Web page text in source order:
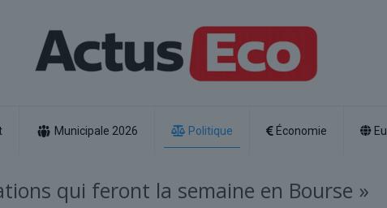
Municipale 2026 Politique Économie
qui feront la semaine en Bourse »